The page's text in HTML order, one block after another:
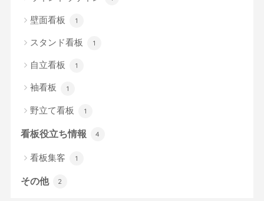
壁面看板 1
スタンド看板 1
自立看板 1
袖看板 1
野立て看板 1
看板役立ち情報 4
看板集客 1
その他 2